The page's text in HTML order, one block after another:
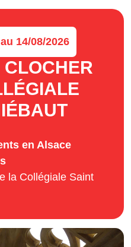
14/08/2026
CLOCHER
en Alsace
la Collégiale Saint